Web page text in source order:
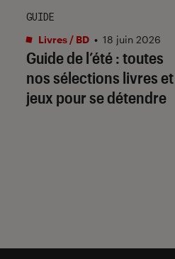
Guide de l’été : toutes
nos sélections livres et
jeux pour se détendre
GUIDE
Livres / BD • 18 juin 2026